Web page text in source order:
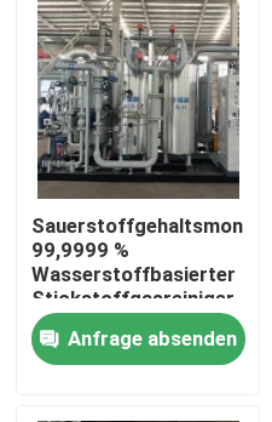
Zu Hause
Produkte
Über uns
Sauerstoffgehaltsmonitor
99,9999 %
Wasserstoffbasierter
Stickstoffgasreiniger
Anfrage absenden